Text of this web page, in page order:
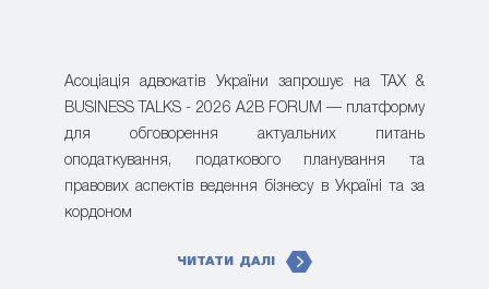
Асоціація адвокатів України запрошує на TAX &
BUSINESS TALKS - 2026 A2B FORUM — платформу
для обговорення актуальних питань
оподаткування, податкового планування та
правових аспектів ведення бізнесу в Україні та за
кордоном
ЧИТАТИ ДАЛІ